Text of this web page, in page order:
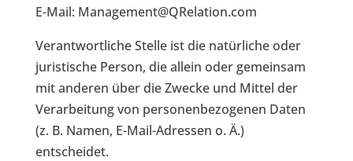
E-Mail: Management@QRelation.com
Verantwortliche Stelle ist die natürliche oder
juristische Person, die allein oder gemeinsam
mit anderen über die Zwecke und Mittel der
Verarbeitung von personenbezogenen Daten
(z. B. Namen, E-Mail-Adressen o. Ä.)
entscheidet.